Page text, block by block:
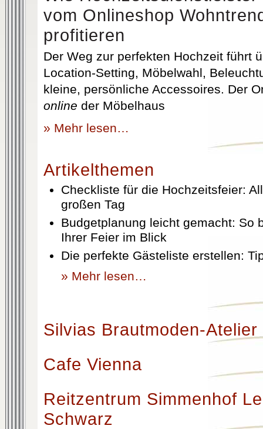
vom Onlineshop
profitieren
Der Weg zur perfekten Hochzeit führt
Location-Setting, Möbelwahl,
kleine, persönliche Accessoires. Der
online der Möbelhaus
» Mehr lesen…
Artikelthemen
Checkliste für die Hochzeitsfeier:
großen Tag
Budgetplanung leicht gemacht: So
Ihrer Feier im Blick
Die perfekte Gästeliste erstellen:
» Mehr lesen…
Silvias Brautmoden-Atelier
Cafe Vienna
Reitzentrum Simmenhof
Schwarz